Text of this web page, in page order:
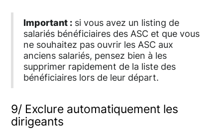
Important : si vous avez un listing de
salariés bénéficiaires des ASC et que vous
ne souhaitez pas ouvrir les ASC aux
anciens salariés, pensez bien à les
supprimer rapidement de la liste des
bénéficiaires lors de leur départ.
9/ Exclure automatiquement les
dirigeants